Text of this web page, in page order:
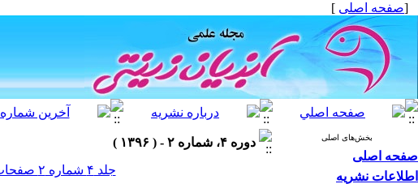
[صفحه اصلی ]
بخش‌های اصلی
صفحه اصلی
اطلاعات نشریه
دوره ۴، شماره ۲ - ( ۱۳۹۶ )
جلد ۴ شماره ۲ صفحات ۳۸-۳۳